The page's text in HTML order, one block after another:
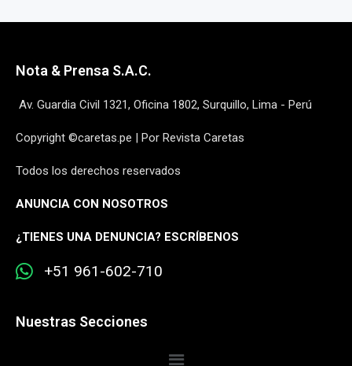
Nota & Prensa S.A.C.
Av. Guardia Civil 1321, Oficina 1802, Surquillo, Lima - Perú
Copyright ©caretas.pe | Por Revista Caretas
Todos los derechos reservados
ANUNCIA CON NOSOTROS
¿TIENES UNA DENUNCIA? ESCRÍBENOS
+51 961-602-710
Nuestras Secciones